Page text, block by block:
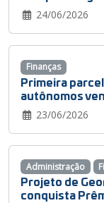
24/06/2026
Primeira
autônomos
23/06/2026
Finanças
Projeto de
conquista
Administração